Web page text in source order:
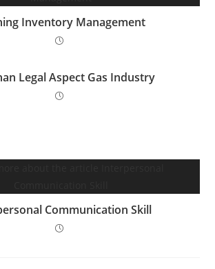
Inventory Management
Legal Aspect Gas Industry
Communication Skill